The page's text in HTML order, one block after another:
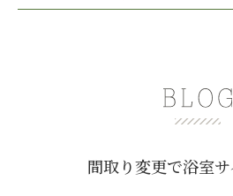
間取り変更で浴室